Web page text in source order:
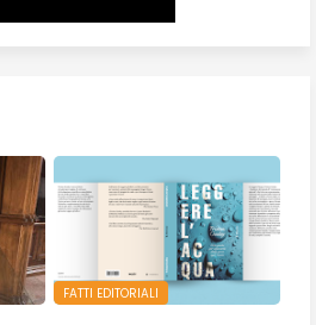
FATTI EDITORIALI